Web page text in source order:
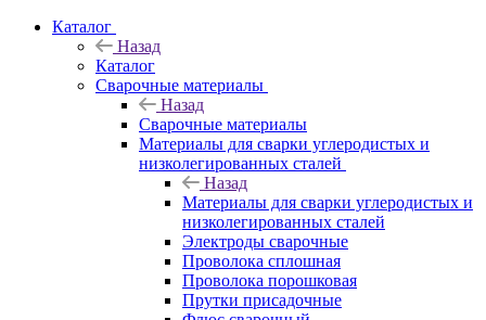
Каталог
Назад
Каталог
Сварочные материалы
Назад
Сварочные материалы
Материалы для сварки углеродистых и
низколегированных сталей
Назад
Материалы для сварки углеродистых и
низколегированных сталей
Электроды сварочные
Проволока сплошная
Проволока порошковая
Прутки присадочные